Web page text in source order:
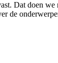
Dat doen we
de